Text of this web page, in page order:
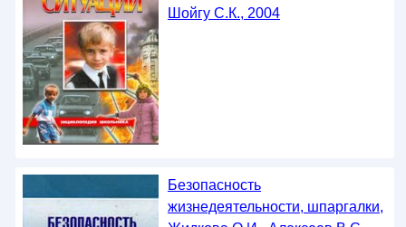
Шойгу С.К., 2004
Безопасность
жизнедеятельности, шпаргалки,